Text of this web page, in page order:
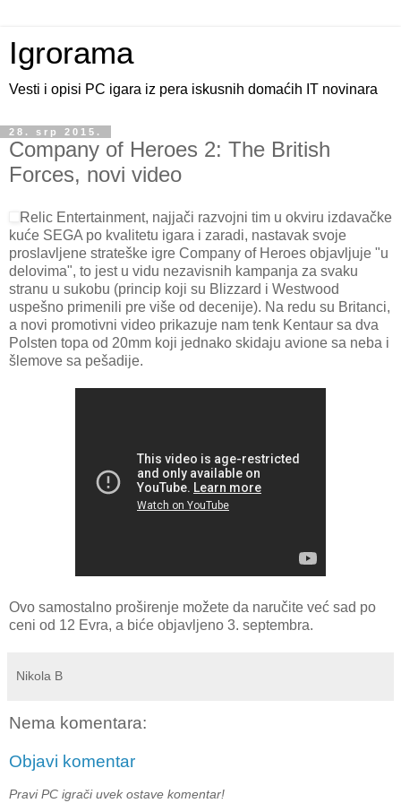
Igrorama
Vesti i opisi PC igara iz pera iskusnih domaćih IT novinara
28. srp 2015.
Company of Heroes 2: The British
Forces, novi video
Relic Entertainment, najjači razvojni tim u okviru izdavačke
kuće SEGA po kvalitetu igara i zaradi, nastavak svoje
proslavljene strateške igre Company of Heroes objavljuje "u
delovima", to jest u vidu nezavisnih kampanja za svaku
stranu u sukobu (princip koji su Blizzard i Westwood
uspešno primenili pre više od decenije). Na redu su Britanci,
a novi promotivni video prikazuje nam tenk Kentaur sa dva
Polsten topa od 20mm koji jednako skidaju avione sa neba i
šlemove sa pešadije.
Ovo samostalno proširenje možete da naručite već sad po
ceni od 12 Evra, a biće objavljeno 3. septembra.
Nikola B
Nema komentara:
Objavi komentar
Pravi PC igrači uvek ostave komentar!